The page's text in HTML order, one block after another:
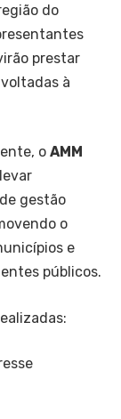
do
prestar
à
o AMM
gestão
o
e
públicos.